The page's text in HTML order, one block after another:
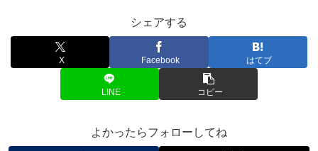
シェアする
X Facebook はてブ
LINE コピー
よかったらフォローしてね